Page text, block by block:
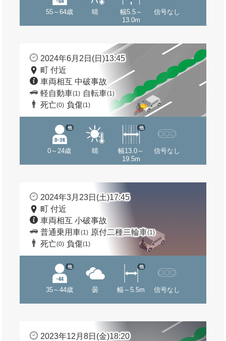
55～64歳 晴
幅5.5～
13.0m
信号なし
2024年6月2日(日)13:45
町 付近
車両相互 中破事故
軽自動車(1) 自転車(1)
死亡(0) 負傷(1)
0～24歳
他
晴
幅13.0～
19.5m
他
信号なし
2024年3月23日(土)17:45
町 付近
車両相互 小破事故
普通乗用車(1) 原付二種二輪車(1)
死亡(0) 負傷(1)
35～44歳
他
曇 幅～5.5m
他
信号なし
2023年12月8日(金)18:20